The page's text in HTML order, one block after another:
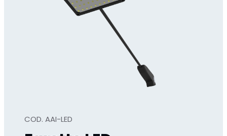
COD. AAI-LED